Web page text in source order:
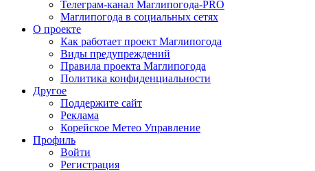
Телеграм-канал Маглипогода-PRO
Маглипогода в социальных сетях
О проекте
Как работает проект Маглипогода
Виды предупреждений
Правила проекта Маглипогода
Политика конфиденциальности
Другое
Поддержите сайт
Реклама
Корейское Метео Управление
Профиль
Войти
Регистрация